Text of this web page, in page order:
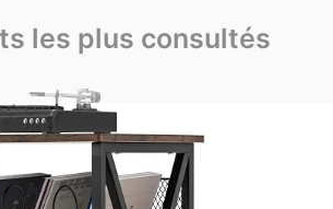
les plus consultés